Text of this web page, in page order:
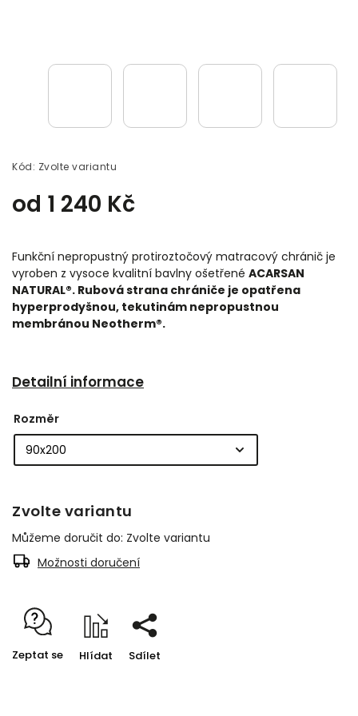
Kód: Zvolte variantu
od 1 240 Kč
Funkční nepropustný protiroztočový matracový chránič je
vyroben z vysoce kvalitní bavlny ošetřené ACARSAN
NATURAL®. Rubová strana chrániče je opatřena
hyperprodyšnou, tekutinám nepropustnou
membránou Neotherm®.
Detailní informace
Rozměr
Zvolte variantu
Můžeme doručit do: Zvolte variantu
Možnosti doručení
Zeptat se Hlídat Sdílet